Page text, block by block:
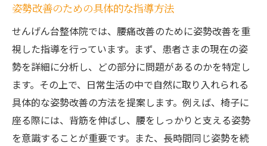
姿勢改善のための具体的な指導方法
せんげん台整体院では、腰痛改善のために姿勢改善を重
視した指導を行っています。まず、患者さまの現在の姿
勢を詳細に分析し、どの部分に問題があるのかを特定し
ます。その上で、日常生活の中で自然に取り入れられる
具体的な姿勢改善の方法を提案します。例えば、椅子に
座る際には、背筋を伸ばし、腰をしっかりと支える姿勢
を意識することが重要です。また、長時間同じ姿勢を続